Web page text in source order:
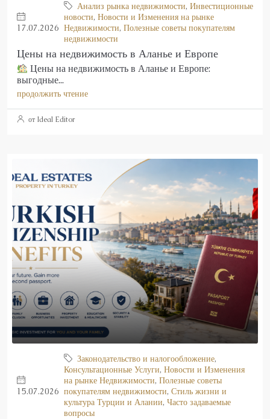
17.07.2026
Анализ рынка недвижимости, Инвестиционные
новости, Новости и Изменения на рынке
Недвижимости, Полезные советы покупателям
недвижимости
Цены на недвижимость в Аланье и Европе
Цены на недвижимость в Аланье и Европе:
выгодные...
продолжить чтение
от Ideal Editor
15.07.2026
Законодательство и налогообложение,
Консультационные Услуги, Новости и Изменения
на рынке Недвижимости, Полезные советы
покупателям недвижимости, Стиль жизни и
культура Турции и Алании, Часто задаваемые
вопросы